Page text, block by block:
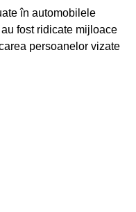
în automobilele
fost ridicate mijloace
persoanelor vizate